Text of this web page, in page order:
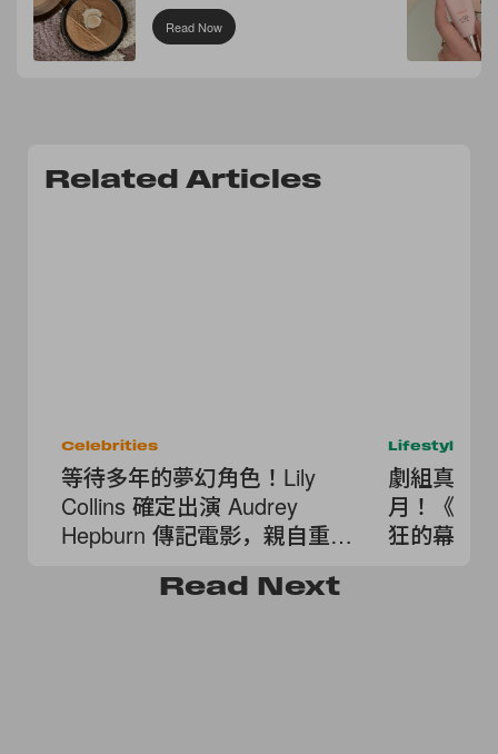
Read Now
Related Articles
Celebrities
等待多年的夢幻角色！Lily
Collins 確定出演 Audrey
Hepburn 傳記電影，親自重現
Lifestyle
劇組真的
月！《奧
狂的幕後
Read Next